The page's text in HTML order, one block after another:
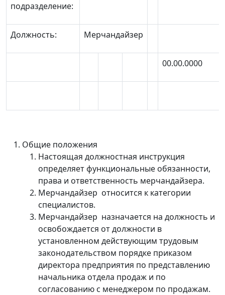
подразделение:
Должность: Мерчандайзер
00.00.0000
Общие положения
Настоящая должностная инструкция
определяет функциональные обязанности,
права и ответственность мерчандайзера.
Мерчандайзер относится к категории
специалистов.
Мерчандайзер назначается на должность и
освобождается от должности в
установленном действующим трудовым
законодательством порядке приказом
директора предприятия по представлению
начальника отдела продаж и по
согласованию с менеджером по продажам.